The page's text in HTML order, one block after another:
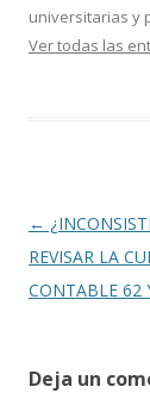
universitarias y
Ver todas las
Navegación
de
entradas
←
REVISAR LA
CONTABLE 62
Deja un